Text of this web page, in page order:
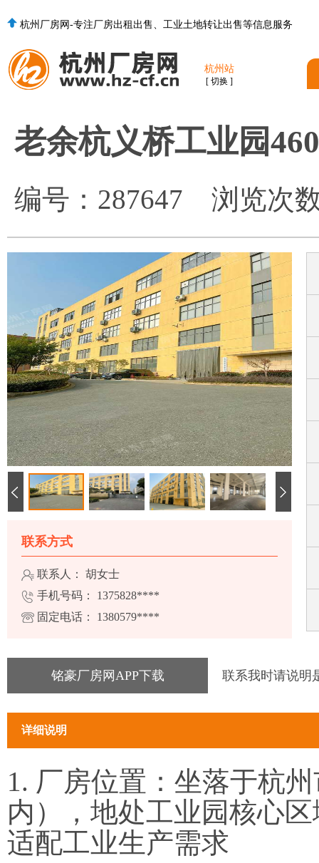
杭州厂房网-专注厂房出租出售、工业土地转让出售等信息服务
杭州站
[ 切换 ]
老余杭义桥工业园
编号： 287647 浏览次
联系方式
联系人： 胡女士
手机号码： 1375828****
固定电话： 1380579****
铭豪厂房网APP下载 联系我时请说明
详细说明
1. 厂房位置：坐落于杭
内），地处工业园核心
适配工业生产需求